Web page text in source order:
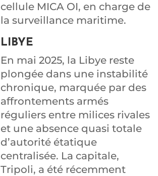
cellule MICA OI, en charge de
la surveillance maritime.
LIBYE
En mai 2025, la Libye reste
plongée dans une instabilité
chronique, marquée par des
affrontements armés
réguliers entre milices rivales
et une absence quasi totale
d’autorité étatique
centralisée. La capitale,
Tripoli, a été récemment